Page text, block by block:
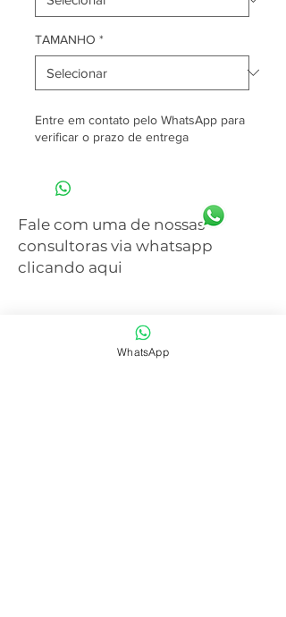
TAMANHO *
Entre em contato pelo WhatsApp para
verificar o prazo de entrega
Fale com uma de nossas
consultoras via whatsapp
clicando aqui
WhatsApp